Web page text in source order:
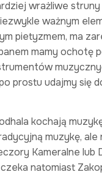
wrażliwe
ważnym
pietyzmem, ma
mamy ochotę
prostu udajmy się
kochają
muzykę, ale
Kameralne lub
natomiast